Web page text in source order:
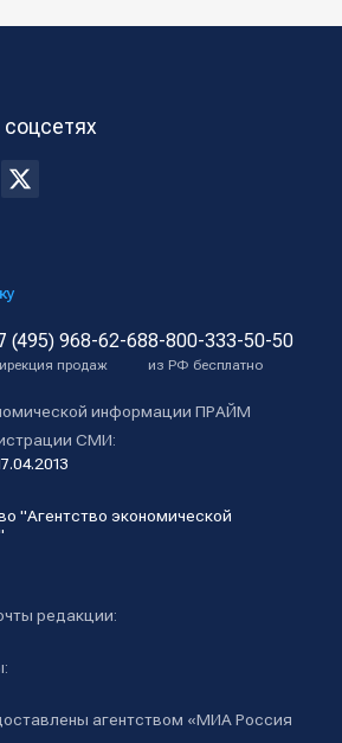
(495) 968-62-68
продаж
8-800-333-50-50
из РФ бесплатно
информации ПРАЙМ
СМИ:
"Агентство экономической
редакции:
агентством «МИА Россия